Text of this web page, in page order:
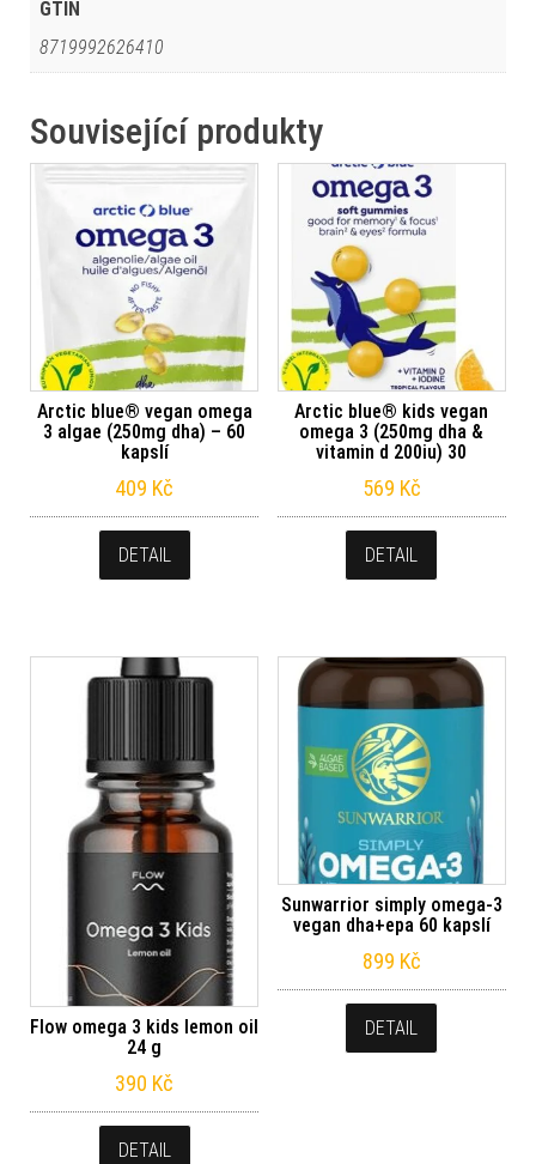
GTIN
8719992626410
Související produkty
Arctic blue® vegan omega
3 algae (250mg dha) – 60
kapslí
409 Kč
DETAIL
Arctic blue® kids vegan
omega 3 (250mg dha &
vitamin d 200iu) 30
569 Kč
DETAIL
Flow omega 3 kids lemon oil
24 g
390 Kč
DETAIL
Sunwarrior simply omega-3
vegan dha+epa 60 kapslí
899 Kč
DETAIL